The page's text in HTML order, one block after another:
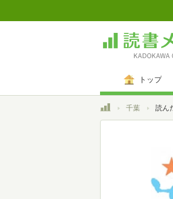
トップ
トップ千葉 読ん